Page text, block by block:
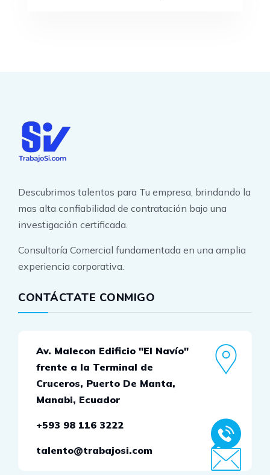
Descubrimos talentos para Tu empresa, brindando la
mas alta confiabilidad de contratación bajo una
investigación certificada.
Consultoría Comercial fundamentada en una amplia
experiencia corporativa.
CONTÁCTATE CONMIGO
Av. Malecon Edificio "El Navío"
frente a la Terminal de
Cruceros, Puerto De Manta,
Manabi, Ecuador
+593 98 116 3222
talento@trabajosi.com